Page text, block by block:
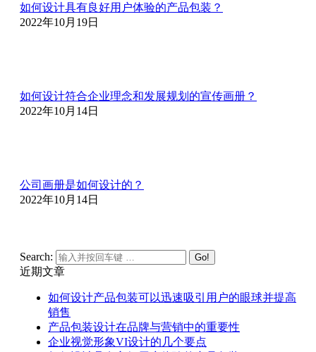
如何设计具有良好用户体验的产品包装？
2022年10月19日
如何设计符合企业理念和发展规划的宣传画册？
2022年10月14日
公司画册是如何设计的？
2022年10月14日
Search:
近期文章
如何设计产品包装可以迅速吸引用户的眼球并提高
销售
产品包装设计在品牌与营销中的重要性
企业视觉形象VI设计的几个要点